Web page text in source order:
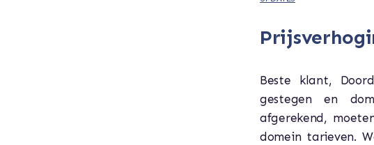
Beste klant,
gestegen en
afgerekend,
domein tarieven.